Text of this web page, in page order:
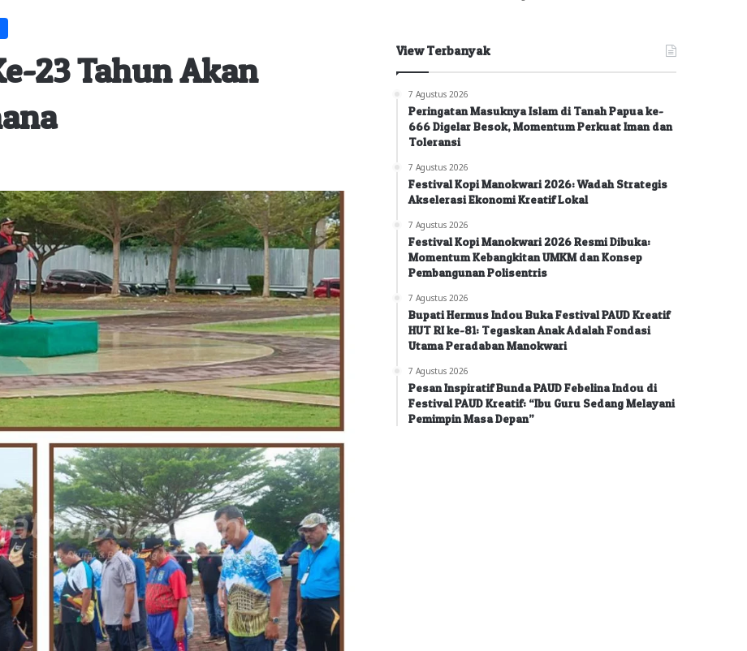
23 Tahun Akan
View Terbanyak
7 Agustus 2026
Peringatan Masuknya Islam di Tanah Papua ke-
666 Digelar Besok, Momentum Perkuat Iman dan
Toleransi
7 Agustus 2026
Festival Kopi Manokwari 2026: Wadah Strategis
Akselerasi Ekonomi Kreatif Lokal
7 Agustus 2026
Festival Kopi Manokwari 2026 Resmi Dibuka:
Momentum Kebangkitan UMKM dan Konsep
Pembangunan Polisentris
7 Agustus 2026
Bupati Hermus Indou Buka Festival PAUD Kreatif
HUT RI ke-81: Tegaskan Anak Adalah Fondasi
Utama Peradaban Manokwari
7 Agustus 2026
Pesan Inspiratif Bunda PAUD Febelina Indou di
Festival PAUD Kreatif: “Ibu Guru Sedang Melayani
Pemimpin Masa Depan”